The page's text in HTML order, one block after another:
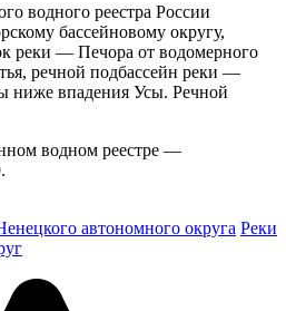
водного реестра России
бассейновому округу,
реки — Печора от водомерного
речной подбассейн реки —
ниже впадения Усы. Речной
водном реестре —
автономного округа Реки